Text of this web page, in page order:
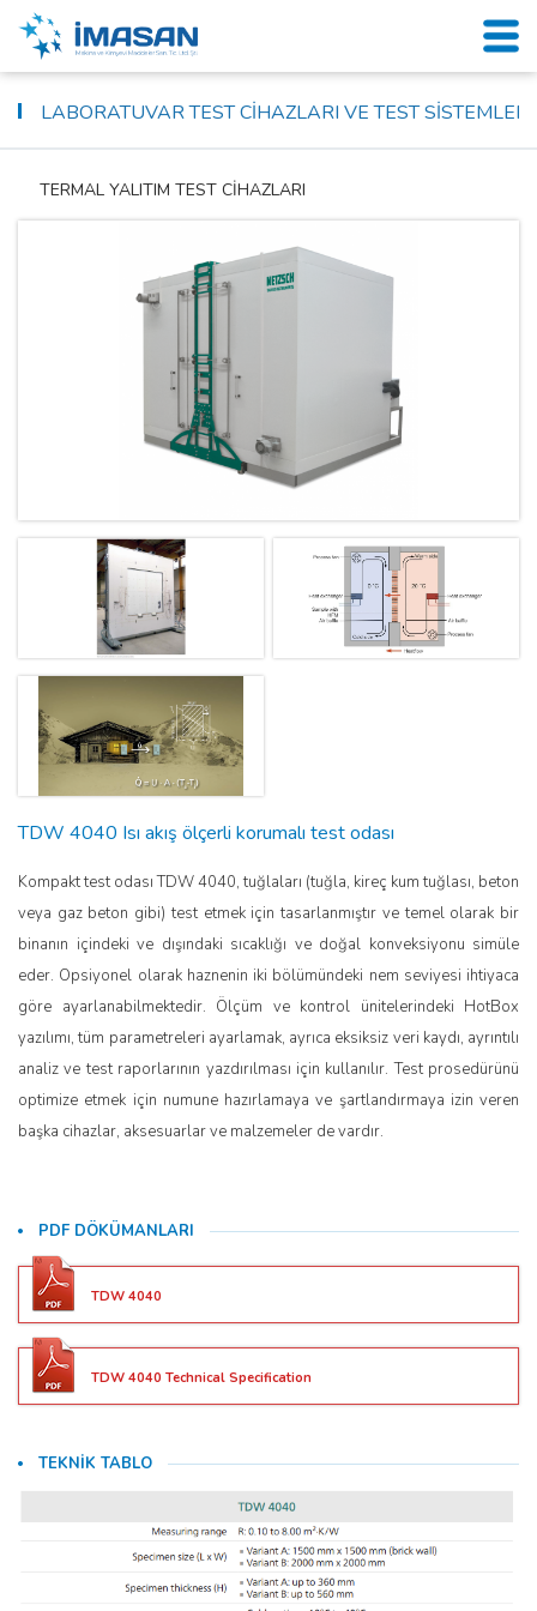
LABORATUVAR TEST CİHAZLARI VE TEST SİSTEMLERİ
TERMAL YALITIM TEST CİHAZLARI
TDW 4040 Isı akış ölçerli korumalı test odası
Kompakt test odası TDW 4040, tuğlaları (tuğla, kireç kum tuğlası, beton
veya gaz beton gibi) test etmek için tasarlanmıştır ve temel olarak bir
binanın içindeki ve dışındaki sıcaklığı ve doğal konveksiyonu simüle
eder. Opsiyonel olarak haznenin iki bölümündeki nem seviyesi ihtiyaca
göre ayarlanabilmektedir. Ölçüm ve kontrol ünitelerindeki HotBox
yazılımı, tüm parametreleri ayarlamak, ayrıca eksiksiz veri kaydı, ayrıntılı
analiz ve test raporlarının yazdırılması için kullanılır. Test prosedürünü
optimize etmek için numune hazırlamaya ve şartlandırmaya izin veren
başka cihazlar, aksesuarlar ve malzemeler de vardır.
PDF DÖKÜMANLARI
TDW 4040
TDW 4040 Technical Specification
TEKNİK TABLO